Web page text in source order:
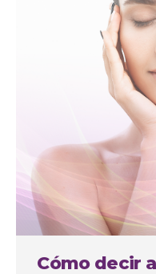
Cómo decir